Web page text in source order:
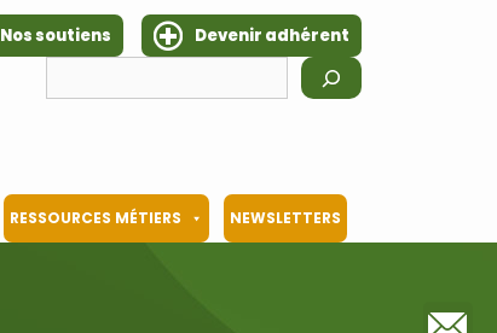
Nos soutiens
Devenir adhérent
RESSOURCES MÉTIERS NEWSLETTERS